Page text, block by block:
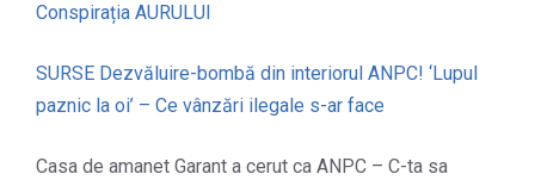
Conspirația AURULUI
SURSE Dezvăluire-bombă din interiorul ANPC! ‘Lupul
paznic la oi’ – Ce vânzări ilegale s-ar face
Casa de amanet Garant a cerut ca ANPC – C-ta sa